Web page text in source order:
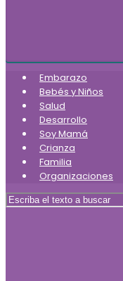
Embarazo
Bebés y Niños
Salud
Desarrollo
Soy Mamá
Crianza
Familia
Organizaciones